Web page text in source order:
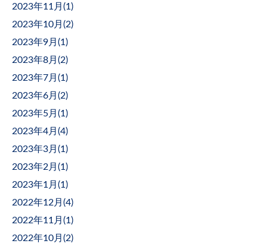
2023年11月(1)
2023年10月(2)
2023年9月(1)
2023年8月(2)
2023年7月(1)
2023年6月(2)
2023年5月(1)
2023年4月(4)
2023年3月(1)
2023年2月(1)
2023年1月(1)
2022年12月(4)
2022年11月(1)
2022年10月(2)